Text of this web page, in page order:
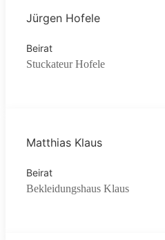
Jürgen Hofele
Beirat
Stuckateur Hofele
Matthias Klaus
Beirat
Bekleidungshaus Klaus